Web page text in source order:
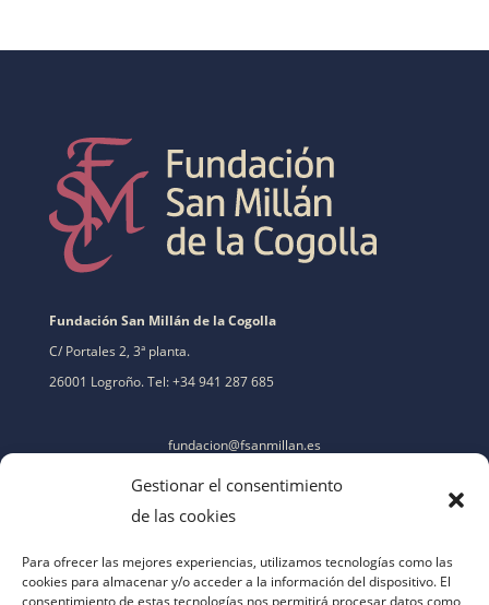
Gestionar el consentimiento
de las cookies
Para ofrecer las mejores experiencias, utilizamos tecnologías como las
cookies para almacenar y/o acceder a la información del dispositivo. El
consentimiento de estas tecnologías nos permitirá procesar datos como
Fundación San Millán de la Cogolla
C/ Portales 2, 3ª planta.
26001 Logroño. Tel: +34 941 287 685
fundacion@fsanmillan.es